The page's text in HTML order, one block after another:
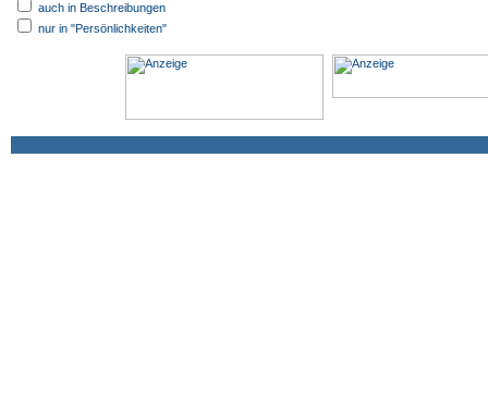
auch in Beschreibungen
nur in "Persönlichkeiten"